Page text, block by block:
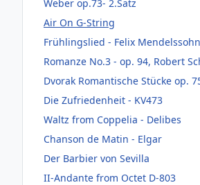
Weber op.73- 2.Satz
Air On G-String
Frühlingslied - Felix Mendelssohn
Romanze No.3 - op. 94, Robert
Dvorak Romantische Stücke op.
Die Zufriedenheit - KV473
Waltz from Coppelia - Delibes
Chanson de Matin - Elgar
Der Barbier von Sevilla
II-Andante from Octet D-803